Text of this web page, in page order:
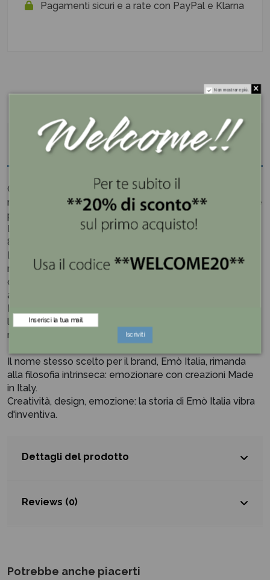
Pagamenti sicuri e a rate con PayPal e Klarna
Descrizione
Candela gialla, profumata con essenza ambra e
muschio, per un ambiente caldo, accogliente e di grande
personalità.
La candela gialla, con le sue dimensioni compatte di
8x8,5 cm, è un concentrato di calore e intensità.
La combinazione dell’essenza ambra con quella del
muschio crea una fragranza avvolgente e sofisticata,
capace di trasformare ogni ambiente in un luogo
accogliente e vibrante.
Il suo colore giallo, luminoso e dinamico, diffonde una
luce calda che esalta i piccoli momenti di relax,
regalando un’atmosfera di autentica raffinatezza.
Il nome stesso scelto per il brand, Emò Italia, rimanda
alla filosofia intrinseca: emozionare con creazioni Made
in Italy.
Creatività, design, emozione: la storia di Emò Italia vibra
d'inventiva.
Dettagli del prodotto
Reviews (0)
Potrebbe anche piacerti
Non mostrare più.
Iscriviti